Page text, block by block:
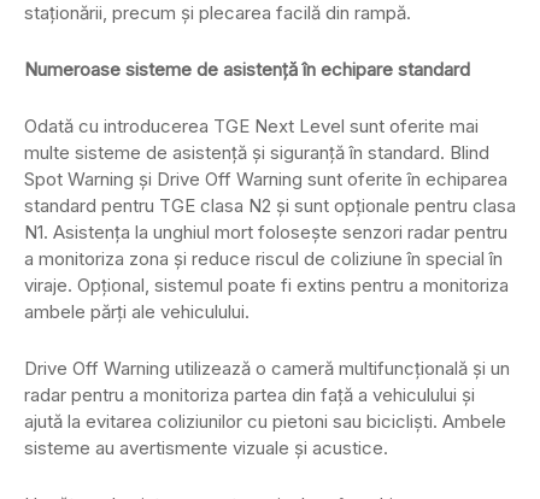
staționării, precum și plecarea facilă din rampă.
Numeroase sisteme de asistență în echipare standard
Odată cu introducerea TGE Next Level sunt oferite mai
multe sisteme de asistență și siguranță în standard. Blind
Spot Warning și Drive Off Warning sunt oferite în echiparea
standard pentru TGE clasa N2 și sunt opționale pentru clasa
N1. Asistența la unghiul mort folosește senzori radar pentru
a monitoriza zona și reduce riscul de coliziune în special în
viraje. Opțional, sistemul poate fi extins pentru a monitoriza
ambele părți ale vehiculului.
Drive Off Warning utilizează o cameră multifuncțională și un
radar pentru a monitoriza partea din față a vehiculului și
ajută la evitarea coliziunilor cu pietoni sau bicicliști. Ambele
sisteme au avertismente vizuale și acustice.